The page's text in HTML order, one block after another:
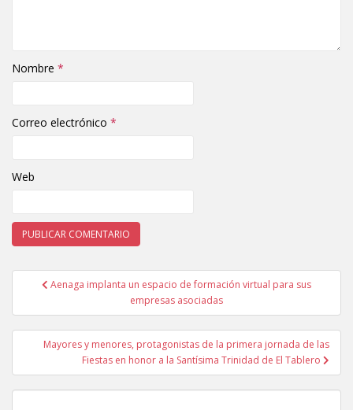
Nombre *
Correo electrónico *
Web
Navegación de entradas
Aenaga implanta un espacio de formación virtual para sus
empresas asociadas
Mayores y menores, protagonistas de la primera jornada de las
Fiestas en honor a la Santísima Trinidad de El Tablero